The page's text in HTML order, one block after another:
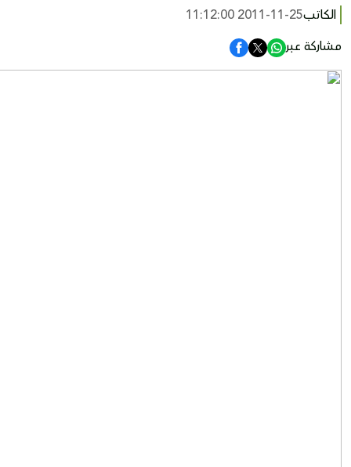
الكاتب2011-11-25 11:12:00
مشاركة عبر